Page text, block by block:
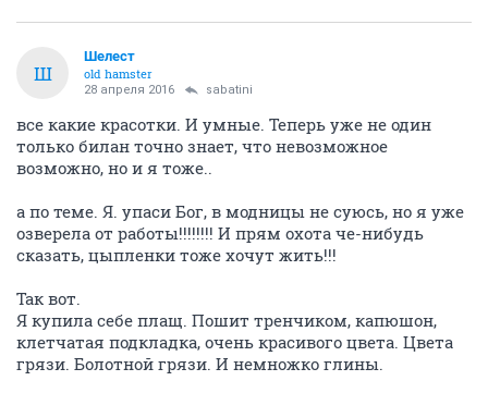
Ш
Шелест
old hamster
28 апреля 2016 sabatini
все какие красотки. И умные. Теперь уже не один
только билан точно знает, что невозможное
возможно, но и я тоже..
а по теме. Я. упаси Бог, в модницы не суюсь, но я уже
озверела от работы!!!!!!!! И прям охота че-нибудь
сказать, цыпленки тоже хочут жить!!!
Так вот.
Я купила себе плащ. Пошит тренчиком, капюшон,
клетчатая подкладка, очень красивого цвета. Цвета
грязи. Болотной грязи. И немножко глины.